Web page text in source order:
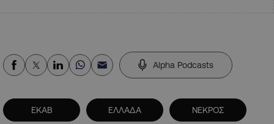
Alpha Podcasts
ΕΚΑΒ ΕΛΛΑΔΑ ΝΕΚΡΟΣ